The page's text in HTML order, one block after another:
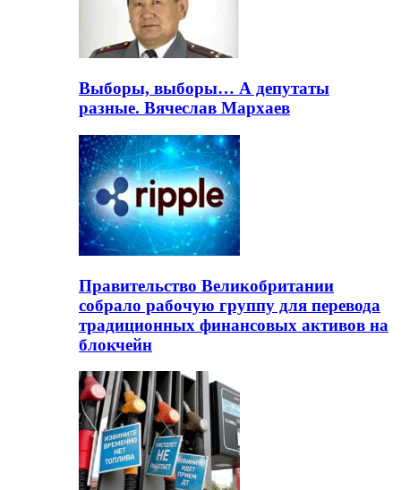
Выборы, выборы… А депутаты
разные. Вячеслав Мархаев
Правительство Великобритании
собрало рабочую группу для перевода
традиционных финансовых активов на
блокчейн